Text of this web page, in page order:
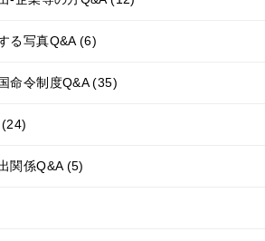
る写真Q&A (6)
命令制度Q&A (35)
関係Q&A (5)